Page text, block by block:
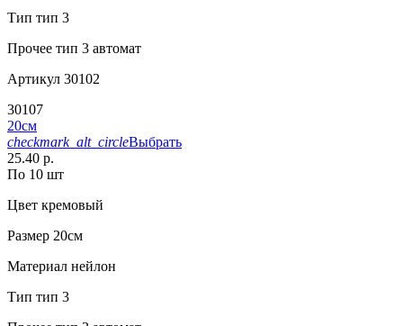
Тип тип 3
Прочее тип 3 автомат
Артикул 30102
30107
20см
checkmark_alt_circleВыбрать
25.40 р.
По 10 шт
Цвет кремовый
Размер 20см
Материал нейлон
Тип тип 3